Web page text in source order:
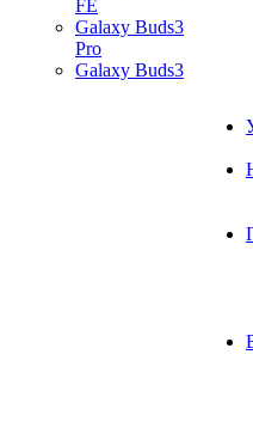
FE
Galaxy Buds3
Pro
Galaxy Buds3